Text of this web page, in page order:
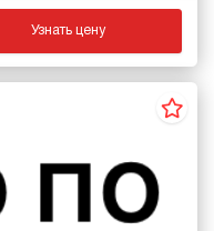
Узнать цену